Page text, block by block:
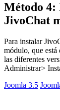
Método 4:
JivoChat
Para instalar
módulo, que está
las diferentes
Administrar>
Joomla 3.5